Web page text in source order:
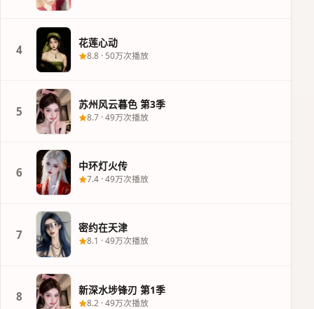
4 花莲心动
8.8 · 50万次播放
5 苏州风云暮色 第3季
8.7 ·49万次播放
6 中环灯火传
7.4 ·49万次播放
7 密约在天津
8.1 ·49万次播放
8 新深水埗锋刃 第1季
8.2 ·49万次播放